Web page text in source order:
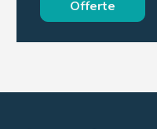
Offerte